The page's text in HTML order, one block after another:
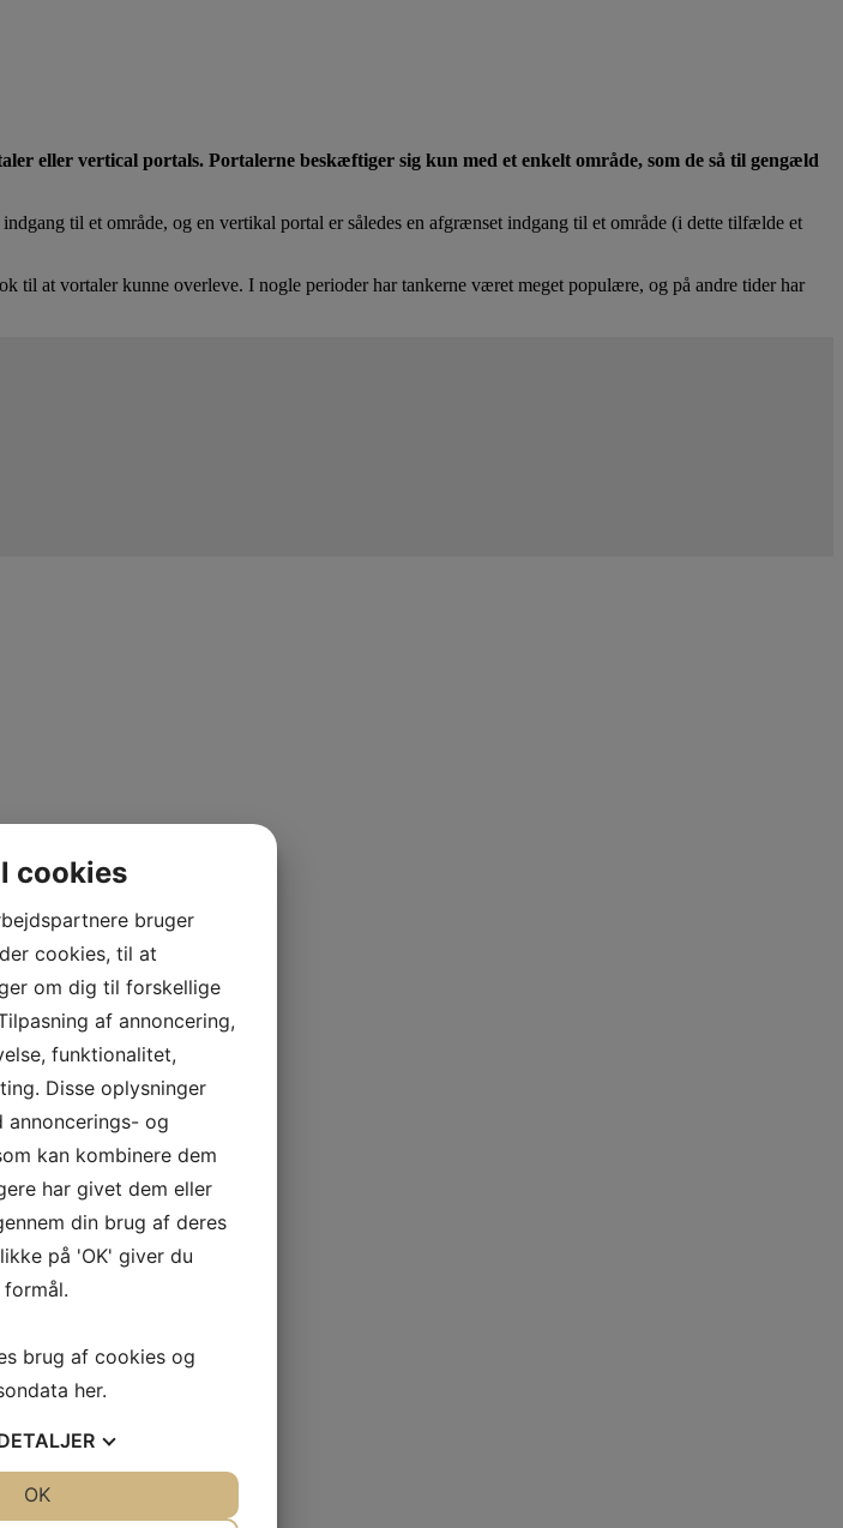
eller vertical portals. Portalerne beskæftiger sig kun med et enkelt område, som de så til gengæld
til et område, og en vertikal portal er således en afgrænset indgang til et område (i dette tilfælde et
til at vortaler kunne overleve. I nogle perioder har tankerne været meget populære, og på andre tider har
cookies
bruger
cookies, til at
om dig til forskellige
af annoncering,
funktionalitet,
Disse oplysninger
annoncerings- og
kan kombinere dem
har givet dem eller
din brug af deres
på 'OK' giver du
brug af cookies og
her.
OK